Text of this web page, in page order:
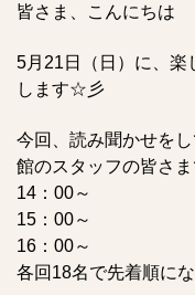
皆さま、こんにちは
5月21日（日）に、
します☆彡
今回、読み聞かせを
館のスタッフの皆さ
14：00～
15：00～
16：00～
各回18名で先着順に